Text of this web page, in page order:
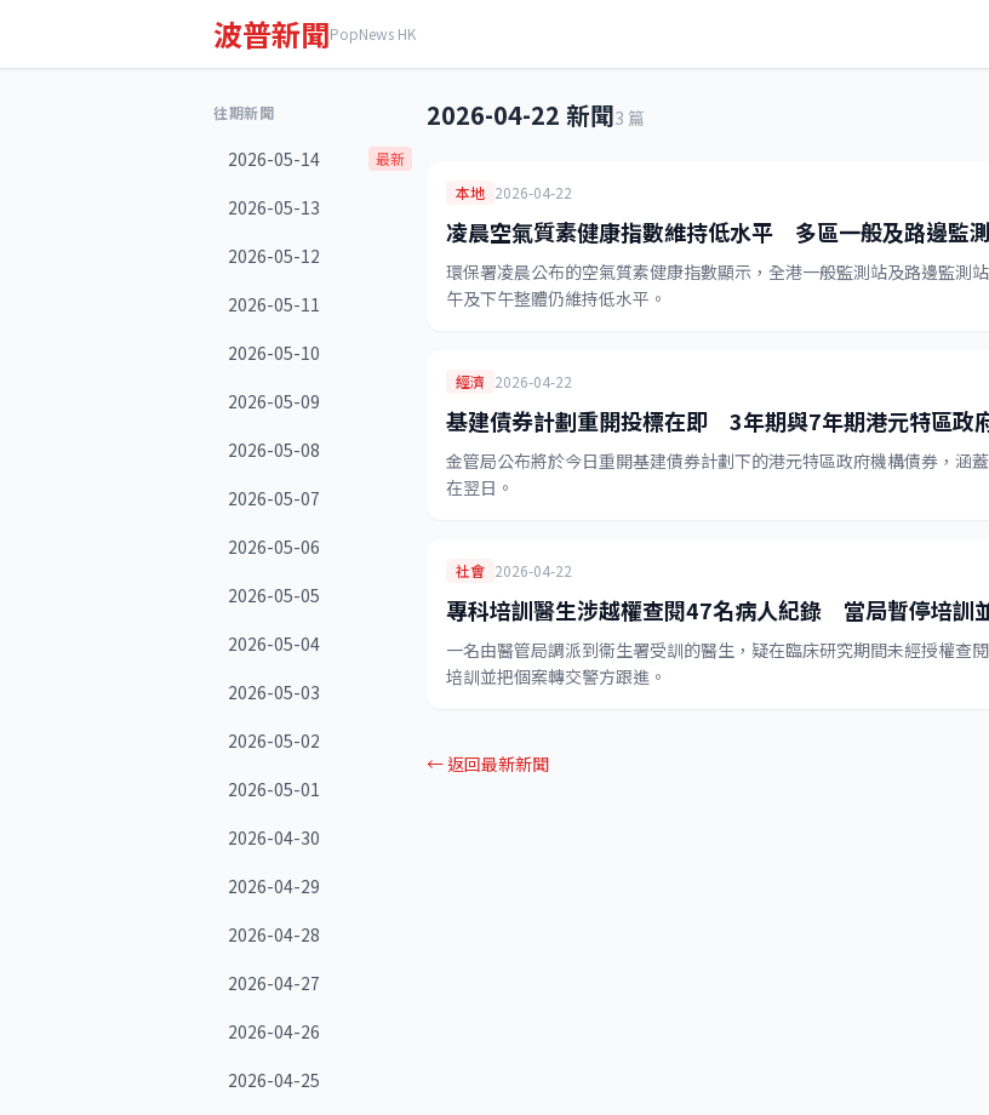
波普新聞PopNews HK
往期新聞
2026-05-14 最新
2026-05-13
2026-05-12
2026-05-11
2026-05-10
2026-05-09
2026-05-08
2026-05-07
2026-05-06
2026-05-05
2026-05-04
2026-05-03
2026-05-02
2026-05-01
2026-04-30
2026-04-29
2026-04-28
2026-04-27
2026-04-26
2026-04-25
2026-04-22 新聞3 篇
本地 2026-04-22
凌晨空氣質素健康指數維持低水平 多區一般及路邊監
環保署凌晨公布的空氣質素健康指數顯示，全港一般監測站及路邊監測
午及下午整體仍維持低水平。
經濟 2026-04-22
基建債券計劃重開投標在即 3年期與7年期港元特區政
金管局公布將於今日重開基建債券計劃下的港元特區政府機構債券，涵
在翌日。
社會 2026-04-22
專科培訓醫生涉越權查閱47名病人紀錄 當局暫停培訓
一名由醫管局調派到衞生署受訓的醫生，疑在臨床研究期間未經授權查
培訓並把個案轉交警方跟進。
← 返回最新新聞